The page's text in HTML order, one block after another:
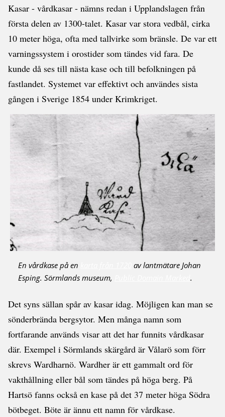
Kasar - vårdkasar - nämns redan i Upplandslagen från
första delen av 1300-talet. Kasar var stora vedbål, cirka
10 meter höga, ofta med tallvirke som bränsle. De var ett
varningssystem i orostider som tändes vid fara. De
kunde då ses till nästa kase och till befolkningen på
fastlandet. Systemet var effektivt och användes sista
gången i Sverige 1854 under Krimkriget.
En vårdkase på en
av lantmätare Johan
Esping. Sörmlands museum,
.
Det syns sällan spår av kasar idag. Möjligen kan man se
sönderbrända bergsytor. Men många namn som
fortfarande används visar att det har funnits vårdkasar
där. Exempel i Sörmlands skärgård är Vålarö som förr
skrevs Wardharnö. Wardher är ett gammalt ord för
vakthållning eller bål som tändes på höga berg. På
Hartsö fanns också en kase på det 37 meter höga Södra
bötbeget. Böte är ännu ett namn för vårdkase.